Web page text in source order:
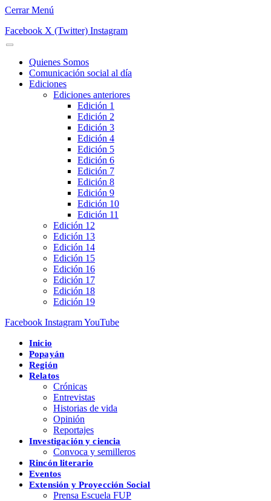
Cerrar Menú
Facebook X (Twitter) Instagram
Quienes Somos
Comunicación social al día
Ediciones
Ediciones anteriores
Edición 1
Edición 2
Edición 3
Edición 4
Edición 5
Edición 6
Edición 7
Edición 8
Edición 9
Edición 10
Edición 11
Edición 12
Edición 13
Edición 14
Edición 15
Edición 16
Edición 17
Edición 18
Edición 19
Facebook InstagramYouTube
Inicio
Popayán
Región
Relatos
Crónicas
Entrevistas
Historias de vida
Opinión
Reportajes
Investigación y ciencia
Convoca y semilleros
Rincón literario
Eventos
Extensión y Proyección Social
Prensa Escuela FUP